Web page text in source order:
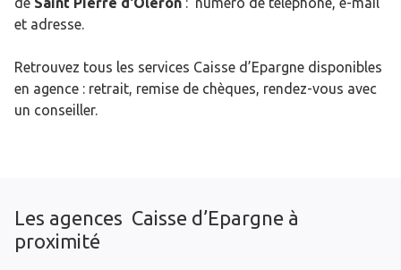
et adresse.
Retrouvez tous les services Caisse d’Epargne disponibles
en agence : retrait, remise de chèques, rendez-vous avec
un conseiller.
Les agences Caisse d’Epargne à
proximité